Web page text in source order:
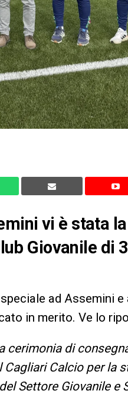
vi è stata
Giovanile di
ad Assemini e
in merito. Ve lo
cerimonia di
Calcio per la
Settore Giovanile e